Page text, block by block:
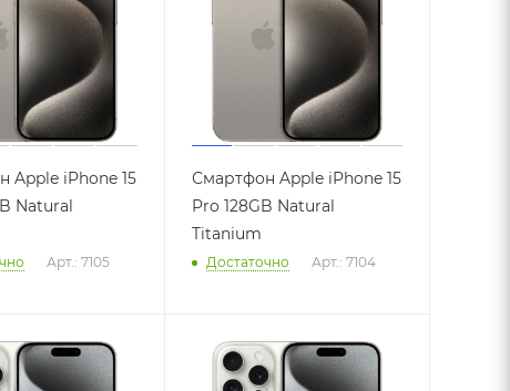
Apple iPhone 15
Natural
Арт.: 7105
Смартфон Apple iPhone 15
Pro 128GB Natural
Titanium
Достаточно Арт.: 7104